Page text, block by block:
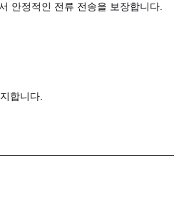
안정적인 전류 전송을 보장합니다.
합니다.